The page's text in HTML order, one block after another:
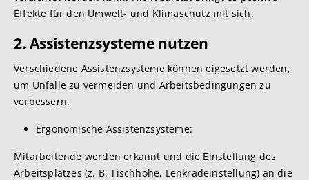
Effekte für den Umwelt- und Klimaschutz mit sich.
2. Assistenzsysteme nutzen
Verschiedene Assistenzsysteme können eigesetzt werden,
um Unfälle zu vermeiden und Arbeitsbedingungen zu
verbessern.
Ergonomische Assistenzsysteme:
Mitarbeitende werden erkannt und die Einstellung des
Arbeitsplatzes (z. B. Tischhöhe, Lenkradeinstellung) an die